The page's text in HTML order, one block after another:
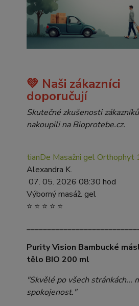
💚 Naši zákazníci
doporučují
Skutečné zkušenosti
nakoupili na Bioprotebe.cz.
tianDe Masažni gel Orthophyt
Alexandra K.
07. 05. 2026 08:30 hod
Výborný masáž. gel
⭐ ⭐ ⭐ ⭐ ⭐
Purity Vision Bambucké
tělo BIO 200 ml
"Skvělé po všech stránkách...
spokojenost."